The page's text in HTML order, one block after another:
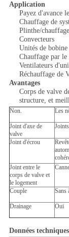
Application
Payez d'avance
Chauffage de
Plinthe/
Convecteurs
Unités de
Chauffage par le
Ventilateurs
Réchauffage de
Avantages
Corps de valve
structure, et
Non. Les
Joint d'axe de
valve
Joint d'écrou
Joint entre le
corps de valve et
le logement
Couple Sans
Drainage Oui
Données techniques